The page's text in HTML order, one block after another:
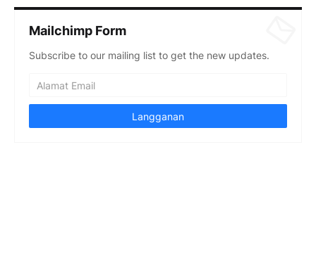
Mailchimp Form
Subscribe to our mailing list to get the new updates.